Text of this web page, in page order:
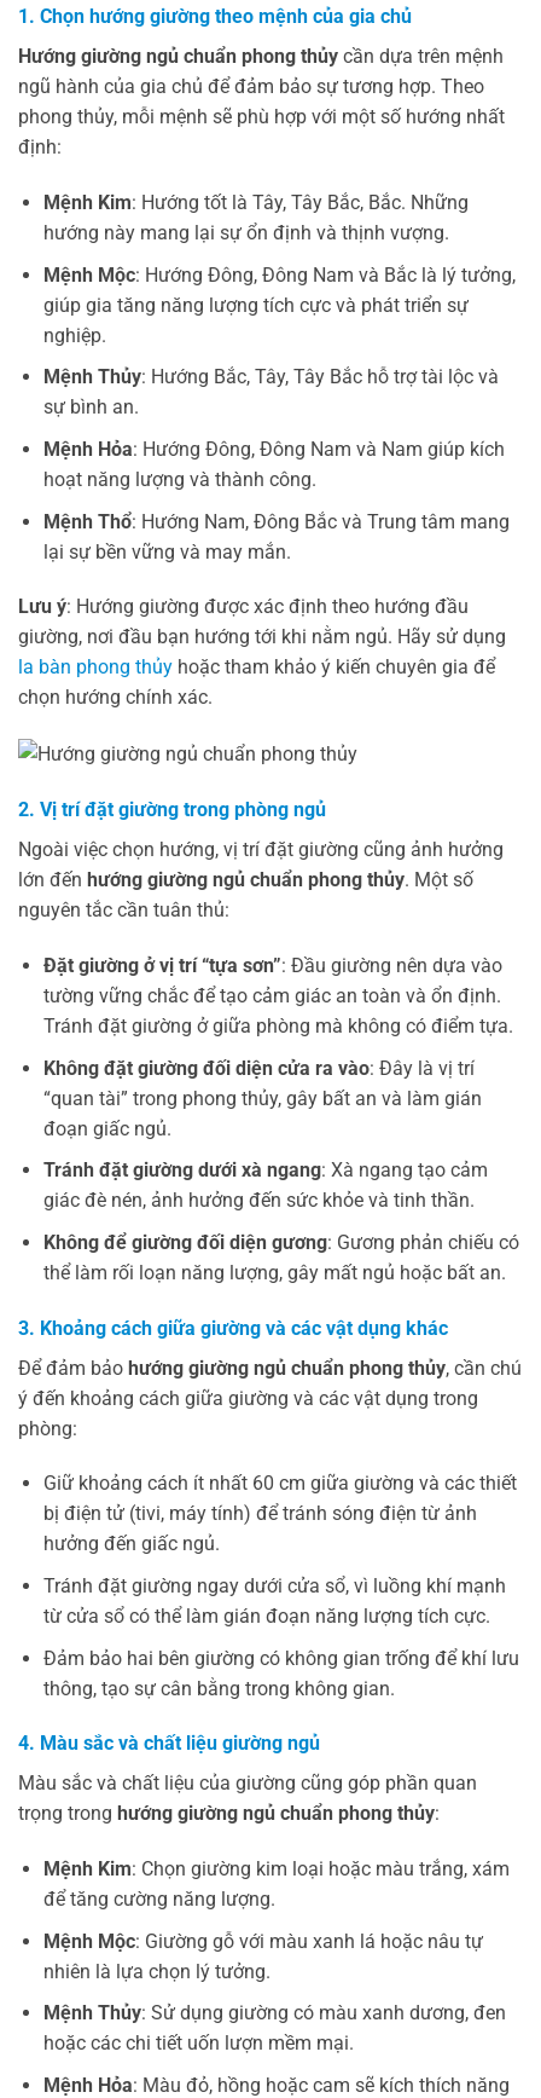
1. Chọn hướng giường theo mệnh của gia chủ
Hướng giường ngủ chuẩn phong thủy cần dựa trên mệnh
ngũ hành của gia chủ để đảm bảo sự tương hợp. Theo
phong thủy, mỗi mệnh sẽ phù hợp với một số hướng nhất
định:
Mệnh Kim: Hướng tốt là Tây, Tây Bắc, Bắc. Những
hướng này mang lại sự ổn định và thịnh vượng.
Mệnh Mộc: Hướng Đông, Đông Nam và Bắc là lý tưởng,
giúp gia tăng năng lượng tích cực và phát triển sự
nghiệp.
Mệnh Thủy: Hướng Bắc, Tây, Tây Bắc hỗ trợ tài lộc và
sự bình an.
Mệnh Hỏa: Hướng Đông, Đông Nam và Nam giúp kích
hoạt năng lượng và thành công.
Mệnh Thổ: Hướng Nam, Đông Bắc và Trung tâm mang
lại sự bền vững và may mắn.
Lưu ý: Hướng giường được xác định theo hướng đầu
giường, nơi đầu bạn hướng tới khi nằm ngủ. Hãy sử dụng
la bàn phong thủy hoặc tham khảo ý kiến chuyên gia để
chọn hướng chính xác.
2. Vị trí đặt giường trong phòng ngủ
Ngoài việc chọn hướng, vị trí đặt giường cũng ảnh hưởng
lớn đến hướng giường ngủ chuẩn phong thủy. Một số
nguyên tắc cần tuân thủ:
Đặt giường ở vị trí “tựa sơn”: Đầu giường nên dựa vào
tường vững chắc để tạo cảm giác an toàn và ổn định.
Tránh đặt giường ở giữa phòng mà không có điểm tựa.
Không đặt giường đối diện cửa ra vào: Đây là vị trí
“quan tài” trong phong thủy, gây bất an và làm gián
đoạn giấc ngủ.
Tránh đặt giường dưới xà ngang: Xà ngang tạo cảm
giác đè nén, ảnh hưởng đến sức khỏe và tinh thần.
Không để giường đối diện gương: Gương phản chiếu có
thể làm rối loạn năng lượng, gây mất ngủ hoặc bất an.
3. Khoảng cách giữa giường và các vật dụng khác
Để đảm bảo hướng giường ngủ chuẩn phong thủy, cần chú
ý đến khoảng cách giữa giường và các vật dụng trong
phòng:
Giữ khoảng cách ít nhất 60 cm giữa giường và các thiết
bị điện tử (tivi, máy tính) để tránh sóng điện từ ảnh
hưởng đến giấc ngủ.
Tránh đặt giường ngay dưới cửa sổ, vì luồng khí mạnh
từ cửa sổ có thể làm gián đoạn năng lượng tích cực.
Đảm bảo hai bên giường có không gian trống để khí lưu
thông, tạo sự cân bằng trong không gian.
4. Màu sắc và chất liệu giường ngủ
Màu sắc và chất liệu của giường cũng góp phần quan
trọng trong hướng giường ngủ chuẩn phong thủy:
Mệnh Kim: Chọn giường kim loại hoặc màu trắng, xám
để tăng cường năng lượng.
Mệnh Mộc: Giường gỗ với màu xanh lá hoặc nâu tự
nhiên là lựa chọn lý tưởng.
Mệnh Thủy: Sử dụng giường có màu xanh dương, đen
hoặc các chi tiết uốn lượn mềm mại.
Mệnh Hỏa: Màu đỏ, hồng hoặc cam sẽ kích thích năng